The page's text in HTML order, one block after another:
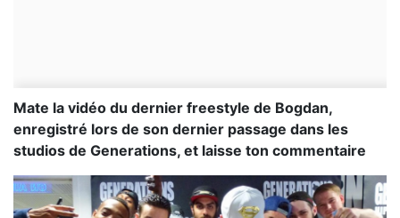
Mate la vidéo du dernier freestyle de Bogdan,
enregistré lors de son dernier passage dans les
studios de Generations, et laisse ton commentaire